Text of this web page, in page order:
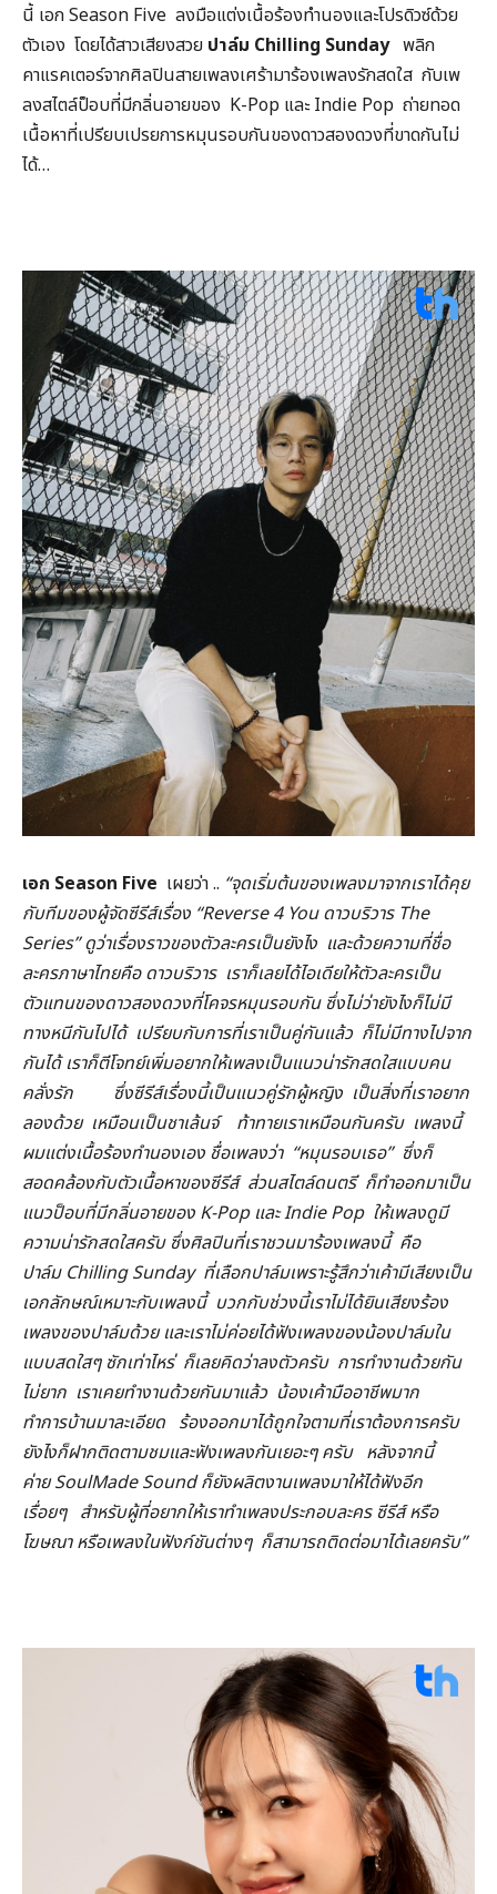
นี้ เอก Season Five ลงมือแต่งเนื้อร้องทำนองและโปรดิวซ์ด้วย
ตัวเอง โดยได้สาวเสียงสวย ปาล์ม Chilling Sundayพลิก
คาแรคเตอร์จากศิลปินสายเพลงเศร้ามาร้องเพลงรักสดใส กับเพ
ลงสไตล์ป็อบที่มีกลิ่นอายของ K-Pop และ Indie Pop ถ่ายทอด
เนื้อหาที่เปรียบเปรยการหมุนรอบกันของดาวสองดวงที่ขาดกันไม่
ได้…
เอก Season Five เผยว่า .. “จุดเริ่มต้นของเพลงมาจากเราได้คุย
กับทีมของผู้จัดซีรีส์เรื่อง “Reverse 4 Youดาวบริวาร The
Series”ดูว่าเรื่องราวของตัวละครเป็นยังไง และด้วยความที่ชื่อ
ละครภาษาไทยคือ ดาวบริวาร เราก็เลยได้ไอเดียให้ตัวละครเป็น
ตัวแทนของดาวสองดวงที่โคจรหมุนรอบกัน ซึ่งไม่ว่ายังไงก็ไม่มี
ทางหนีกันไปได้ เปรียบกับการที่เราเป็นคู่กันแล้ว ก็ไม่มีทางไปจาก
กันได้ เราก็ตีโจทย์เพิ่มอยากให้เพลงเป็นแนวน่ารักสดใสแบบคน
คลั่งรัก ซึ่งซีรีส์เรื่องนี้เป็นแนวคู่รักผู้หญิง เป็นสิ่งที่เราอยาก
ลองด้วย เหมือนเป็นชาเล้นจ์ ท้าทายเราเหมือนกันครับ เพลงนี้
ผมแต่งเนื้อร้องทำนองเอง ชื่อเพลงว่า “หมุนรอบเธอ” ซึ่งก็
สอดคล้องกับตัวเนื้อหาของซีรีส์ ส่วนสไตล์ดนตรี ก็ทำออกมาเป็น
แนวป็อบที่มีกลิ่นอายของ K-Pop และ Indie Pop ให้เพลงดูมี
ความน่ารักสดใสครับ ซึ่งศิลปินที่เราชวนมาร้องเพลงนี้ คือ
ปาล์ม Chilling Sunday ที่เลือกปาล์มเพราะรู้สึกว่าเค้ามีเสียงเป็น
เอกลักษณ์เหมาะกับเพลงนี้ บวกกับช่วงนี้เราไม่ได้ยินเสียงร้อง
เพลงของปาล์มด้วย และเราไม่ค่อยได้ฟังเพลงของน้องปาล์มใน
แบบสดใสๆ ซักเท่าไหร่ ก็เลยคิดว่าลงตัวครับ การทำงานด้วยกัน
ไม่ยาก เราเคยทำงานด้วยกันมาแล้ว น้องเค้ามืออาชีพมาก
ทำการบ้านมาละเอียด ร้องออกมาได้ถูกใจตามที่เราต้องการครับ
ยังไงก็ฝากติดตามชมและฟังเพลงกันเยอะๆ ครับ หลังจากนี้
ค่าย SoulMade Soundก็ยังผลิตงานเพลงมาให้ได้ฟังอีก
เรื่อยๆ สำหรับผู้ที่อยากให้เราทำเพลงประกอบละคร ซีรีส์ หรือ
โฆษณา หรือเพลงในฟังก์ชันต่างๆ ก็สามารถติดต่อมาได้เลยครับ”